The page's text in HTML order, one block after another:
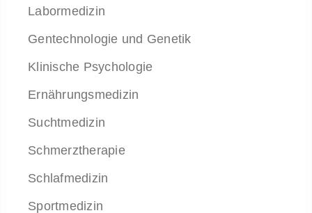
Labormedizin
Gentechnologie und Genetik
Klinische Psychologie
Ernährungsmedizin
Suchtmedizin
Schmerztherapie
Schlafmedizin
Sportmedizin